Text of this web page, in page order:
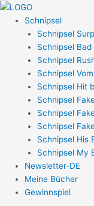
Zum
Inhalt
springen
Schnipsel
Schnipsel
Schnipsel
Schnipsel
Schnipsel
Schnipsel Hit
Schnipsel
Schnipsel
Schnipsel
Schnipsel His
Schnipsel My
Newsletter-DE
Meine Bücher
Gewinnspiel
Post
navigation